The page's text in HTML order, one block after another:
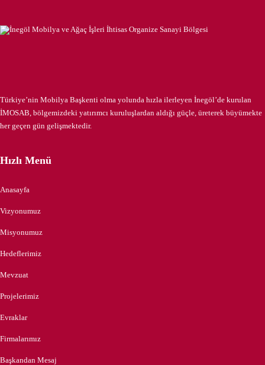
Türkiye’nin Mobilya Başkenti olma yolunda hızla ilerleyen İnegöl’de kurulan
İMOSAB, bölgemizdeki yatırımcı kuruluşlardan aldığı güçle, üreterek büyümekte
her geçen gün gelişmektedir.
Hızlı Menü
Anasayfa
Vizyonumuz
Misyonumuz
Hedeflerimiz
Mevzuat
Projelerimiz
Evraklar
Firmalarımız
Başkandan Mesaj